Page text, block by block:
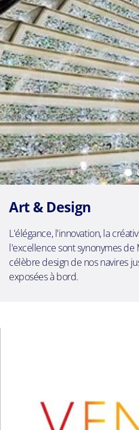
Art & Design
L'élégance, l'innovation, la
l'excellence sont synonymes de
célèbre design de nos navires
exposées à bord.